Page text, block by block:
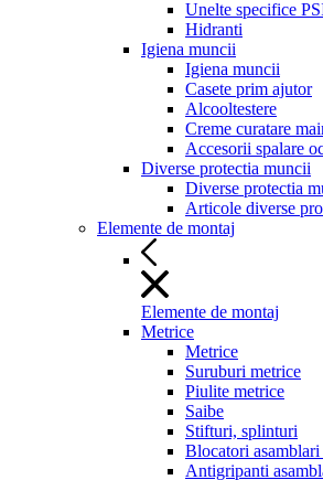
Unelte specifice
Hidranti
Igiena muncii
Igiena muncii
Casete prim ajutor
Alcooltestere
Creme curatare
Accesorii spalare
Diverse protectia muncii
Diverse protectia
Articole diverse
Elemente de montaj
Elemente de montaj
Metrice
Metrice
Suruburi metrice
Piulite metrice
Saibe
Stifturi, splinturi
Blocatori asamblari
Antigripanti